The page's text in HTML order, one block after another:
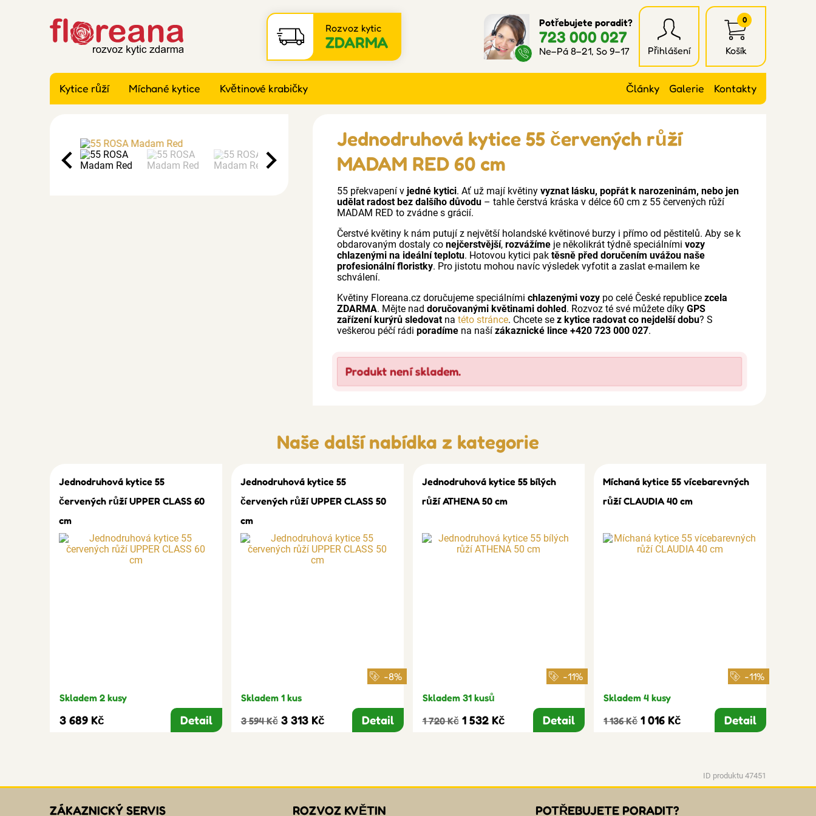
Rozvoz kytic
ZDARMA
Potřebujete poradit?
723 000 027
Ne–Pá 8–21, So 9–17 Přihlášení
0
Košík
Kytice růží Míchané kytice Květinové krabičky Články Galerie Kontakty
Jednodruhová kytice 55 červených růží
MADAM RED 60 cm
55 překvapení vjedné kytici. Ať už mají květinyvyznat lásku, popřát k narozeninám, nebo jen
udělat radost bez dalšího důvodu – tahle čerstvá kráska v délce 60 cm z 55 červených růží
MADAM RED to zvádne s grácií.
Čerstvé květiny k nám putují z největší holandské květinové burzy i přímo od pěstitelů. Aby se k
obdarovaným dostaly conejčerstvější,rozvážíme je několikrát týdně speciálnímivozy
chlazenými na ideální teplotu. Hotovou kytici paktěsně před doručením uvážou naše
profesionální floristky. Pro jistotu mohou navíc výsledek vyfotit a zaslat e-mailem ke
schválení.
Květiny Floreana.cz doručujeme speciálnímichlazenými vozy po celé České republicezcela
ZDARMA. Mějte naddoručovanými květinami dohled. Rozvoz té své můžete díkyGPS
zařízení kurýrů sledovatnatéto stránce. Chcete sez kytice radovat co nejdelší dobu? S
veškerou péčí rádiporadíme na našízákaznické lince +420 723 000 027.
Produkt není skladem.
Naše další nabídka z kategorie
Jednodruhová kytice 55
červených růží UPPER CLASS 60
cm
Skladem 2 kusy
3 689 Kč Detail
Jednodruhová kytice 55
červených růží UPPER CLASS 50
cm
-8%
Skladem 1 kus
3 594 Kč 3 313 Kč Detail
Jednodruhová kytice 55 bílých
růží ATHENA 50 cm
-11%
Skladem 31 kusů
1 720 Kč 1 532 Kč Detail
Míchaná kytice 55 vícebarevných
růží CLAUDIA 40 cm
-11%
Skladem 4 kusy
1 136 Kč 1 016 Kč Detail
ID produktu 47451
ZÁKAZNICKÝ SERVIS ROZVOZ KVĚTIN POTŘEBUJETE PORADIT?